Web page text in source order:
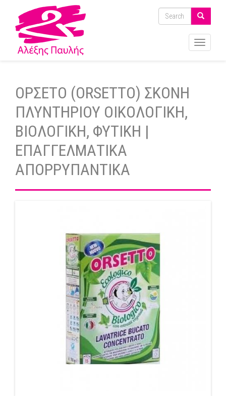
ΟΡΣΕΤΟ (ORSETTO) ΣΚΟΝΗ
ΠΛΥΝΤΗΡΙΟΥ ΟΙΚΟΛΟΓΙΚΗ,
ΒΙΟΛΟΓΙΚΗ, ΦΥΤΙΚΗ |
ΕΠΑΓΓΕΛΜΑΤΙΚΑ
ΑΠΟΡΡΥΠΑΝΤΙΚΑ
Toggle